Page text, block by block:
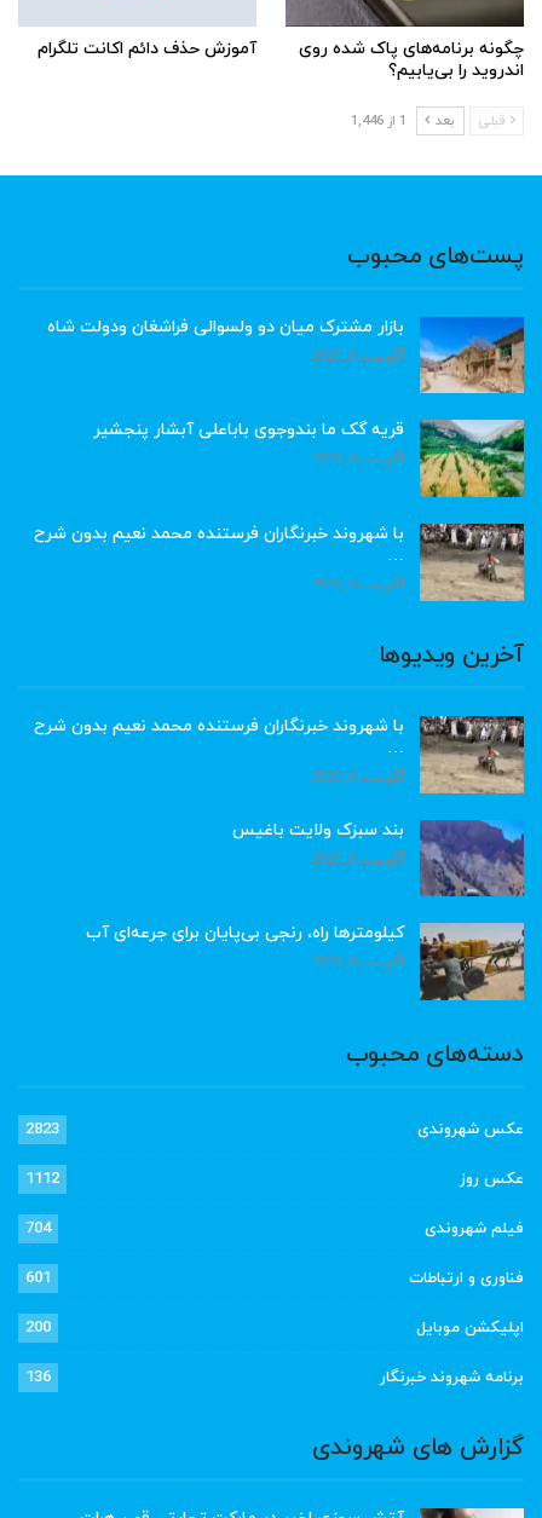
چگونه برنامه‌های پاک شده روی
اندروید را بی‌یابیم؟
آموزش حذف دائم اکانت تلگرام
قبلی بعد 1 از 1,446
پست‌های محبوب
بازار مشترک میان دو ولسوالی فراشغان ودولت شاه
آگوست 8, 2026
قریه گک ما بندوجوی باباعلی آبشار پنجشیر
آگوست 8, 2026
با شهروند خبرنگاران فرستنده محمد نعیم بدون شرح
…
آگوست 8, 2026
آخرین ویدیوها
با شهروند خبرنگاران فرستنده محمد نعیم بدون شرح
…
آگوست 8, 2026
بند سبزک ولایت باغیس
آگوست 8, 2026
کیلومترها راه، رنجی بی‌پایان برای جرعه‌ای آب
آگوست 8, 2026
دسته‌های محبوب
عکس شهروندی 2823
عکس روز 1112
فیلم شهروندی 704
فناوری و ارتباطات 601
اپلیکشن موبایل 200
برنامه شهروند خبرنگار 136
گزارش های شهروندی